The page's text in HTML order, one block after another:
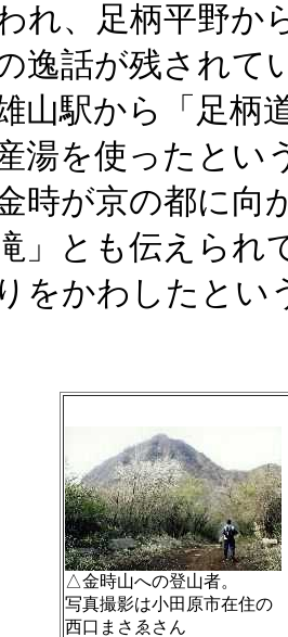
れ、足柄平野か
逸話が残されて
山駅から「足柄
湯を使ったとい
時が京の都に向
」とも伝えられ
をかわしたとい
△金時山への登山者。
写真撮影は小田原市在住の
西口まさゑさん